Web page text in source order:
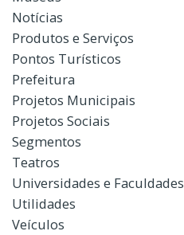
Notícias
Produtos e Serviços
Pontos Turísticos
Prefeitura
Projetos Municipais
Projetos Sociais
Segmentos
Teatros
Universidades e Faculdades
Utilidades
Veículos